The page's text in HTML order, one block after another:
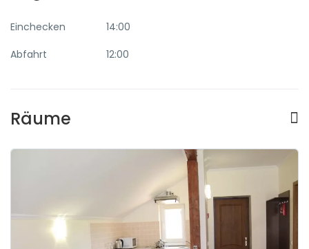
Einchecken
14:00
Abfahrt
12:00
Räume